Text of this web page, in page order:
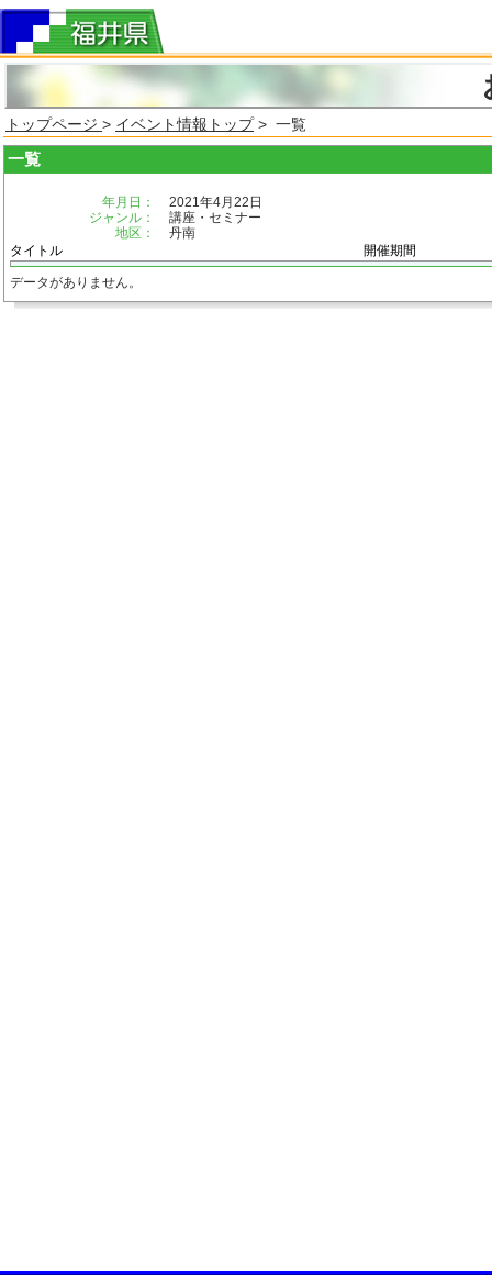
トップページ > イベント情報トップ> 一覧
一覧
年月日：
2021年4月22日
ジャンル：
講座・セミナー
地区：
丹南
タイトル
開催期間
データがありません。